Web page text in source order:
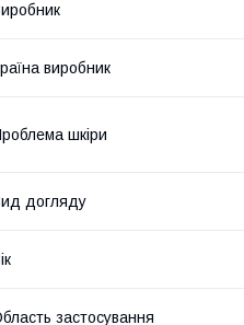
виробник
шкіри
догляду
застосування